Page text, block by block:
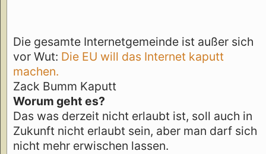
Die gesamte Internetgemeinde ist außer sich
vor Wut: Die EU will das Internet kaputt
machen.
Zack Bumm Kaputt
Worum geht es?
Das was derzeit nicht erlaubt ist, soll auch in
Zukunft nicht erlaubt sein, aber man darf sich
nicht mehr erwischen lassen.